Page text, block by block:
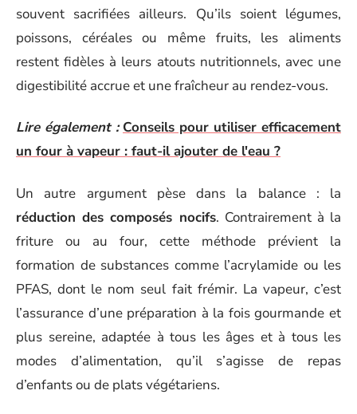
souvent sacrifiées ailleurs. Qu’ils soient légumes,
poissons, céréales ou même fruits, les aliments
restent fidèles à leurs atouts nutritionnels, avec une
digestibilité accrue et une fraîcheur au rendez-vous.
Lire également : Conseils pour utiliser efficacement
un four à vapeur : faut-il ajouter de l'eau ?
Un autre argument pèse dans la balance : la
réduction des composés nocifs. Contrairement à la
friture ou au four, cette méthode prévient la
formation de substances comme l’acrylamide ou les
PFAS, dont le nom seul fait frémir. La vapeur, c’est
l’assurance d’une préparation à la fois gourmande et
plus sereine, adaptée à tous les âges et à tous les
modes d’alimentation, qu’il s’agisse de repas
d’enfants ou de plats végétariens.